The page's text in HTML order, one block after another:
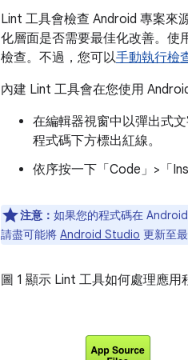
Lint 工具會檢查 Android 專案來
化層面是否需要最佳化改善。使
檢查。不過，您可以手動執行檢
內建 Lint 工具會在您使用
在編輯器視窗中以彈出式
程式碼下方標出紅線。
依序按一下「Code」>「
注意： 如果您的程式碼在
請盡可能將 Android Studio 更新至
圖 1 顯示 Lint 工具如何處理應用